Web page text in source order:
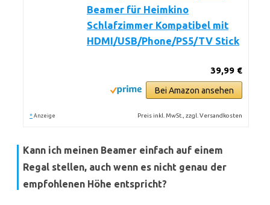
Beamer für Heimkino
Schlafzimmer Kompatibel mit
HDMI/USB/Phone/PS5/TV Stick
39,99 €
Bei Amazon ansehen
* Anzeige Preis inkl. MwSt., zzgl. Versandkosten
Kann ich meinen Beamer einfach auf einem
Regal stellen, auch wenn es nicht genau der
empfohlenen Höhe entspricht?